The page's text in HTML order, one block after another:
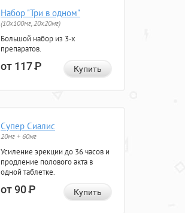
Набор "Три в одном"
(10x100мг, 20x20мг)
Большой набор из 3-х
препаратов.
от 117Р Купить
Супер Сиалис
20мг + 60мг
Усиление эрекции до 36 часов и
продление полового акта в
одной таблетке.
от 90Р Купить